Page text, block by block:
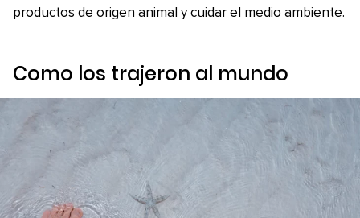
productos de origen animal y cuidar el medio ambiente.
Como los trajeron al mundo